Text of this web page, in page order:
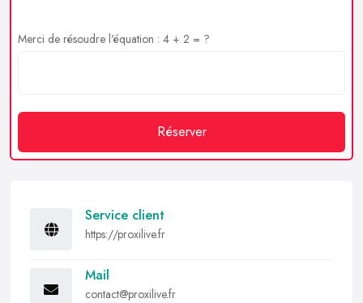
Merci de résoudre l'équation : 4 + 2 = ?
Réserver
Service client
https://proxilive.fr
Mail
contact@proxilive.fr